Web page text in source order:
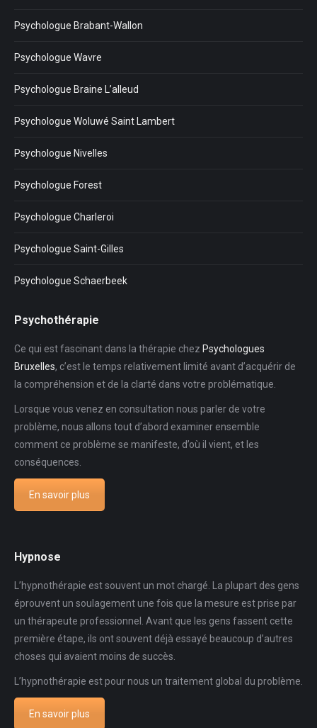
Psychologue Brabant-Wallon
Psychologue Wavre
Psychologue Braine L’alleud
Psychologue Woluwé Saint Lambert
Psychologue Nivelles
Psychologue Forest
Psychologue Charleroi
Psychologue Saint-Gilles
Psychologue Schaerbeek
Psychothérapie
Ce qui est fascinant dans la thérapie chez Psychologues
Bruxelles, c’est le temps relativement limité avant d’acquérir de
la compréhension et de la clarté dans votre problématique.
Lorsque vous venez en consultation nous parler de votre
problème, nous allons tout d’abord examiner ensemble
comment ce problème se manifeste, d’où il vient, et les
conséquences.
En savoir plus
Hypnose
L’hypnothérapie est souvent un mot chargé. La plupart des gens
éprouvent un soulagement une fois que la mesure est prise par
un thérapeute professionnel. Avant que les gens fassent cette
première étape, ils ont souvent déjà essayé beaucoup d’autres
choses qui avaient moins de succès.
L’hypnothérapie est pour nous un traitement global du problème.
En savoir plus